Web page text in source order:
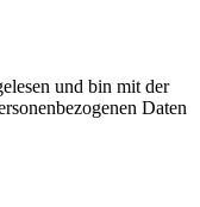
und bin mit der
Daten